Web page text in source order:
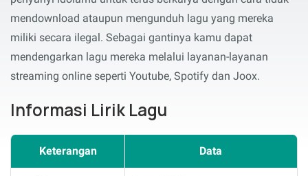
mendownload ataupun mengunduh lagu yang mereka
miliki secara ilegal. Sebagai gantinya kamu dapat
mendengarkan lagu mereka melalui layanan-layanan
streaming online seperti Youtube, Spotify dan Joox.
Informasi Lirik Lagu
Keterangan Data